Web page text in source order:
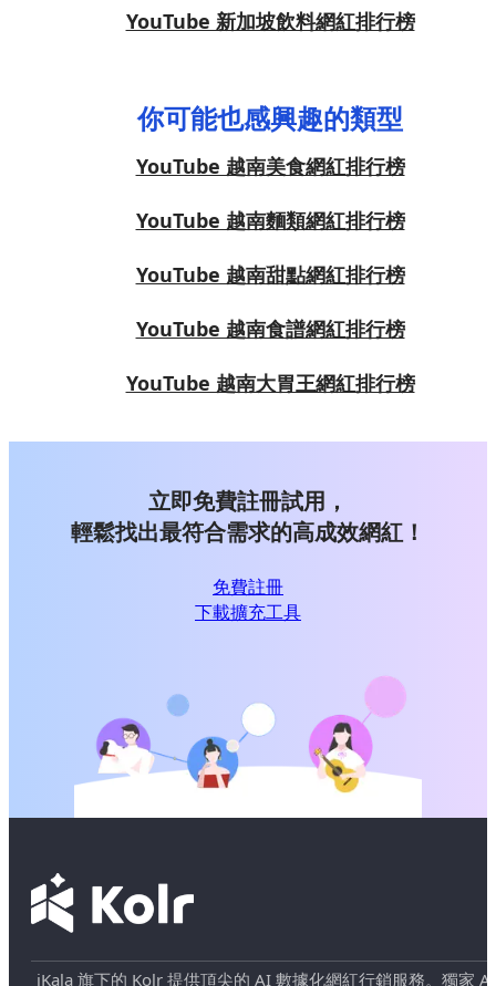
YouTube 新加坡飲料網紅排行榜
你可能也感興趣的類型
YouTube 越南美食網紅排行榜
YouTube 越南麵類網紅排行榜
YouTube 越南甜點網紅排行榜
YouTube 越南食譜網紅排行榜
YouTube 越南大胃王網紅排行榜
立即免費註冊試用，
輕鬆找出最符合需求的高成效網紅！
免費註冊
下載擴充工具
iKala 旗下的 Kolr 提供頂尖的 AI 數據化網紅行銷服務。獨家 AI